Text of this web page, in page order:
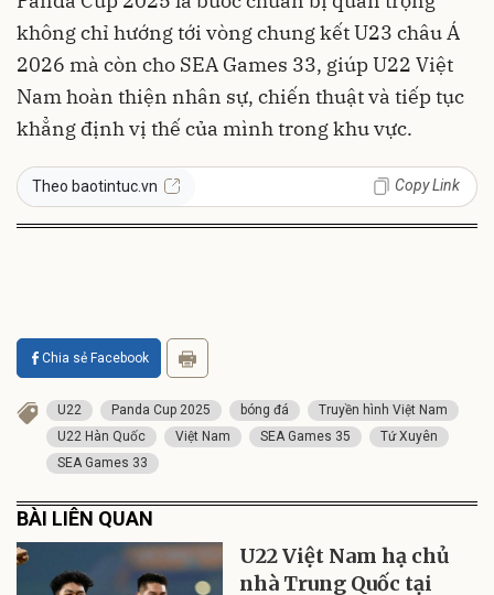
không chỉ hướng tới vòng chung kết U23 châu Á
2026 mà còn cho SEA Games 33, giúp U22 Việt
Nam hoàn thiện nhân sự, chiến thuật và tiếp tục
khẳng định vị thế của mình trong khu vực.
Theo baotintuc.vn Copy Link
Chia sẻ Facebook
U22 Panda Cup 2025 bóng đá
Truyền hình Việt Nam
U22 Hàn Quốc
Việt Nam SEA Games 35
Tứ Xuyên
SEA Games 33
BÀI LIÊN QUAN
U22 Việt Nam hạ chủ
nhà Trung Quốc tại